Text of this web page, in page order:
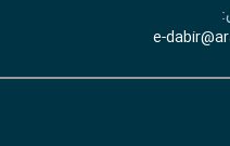
e-